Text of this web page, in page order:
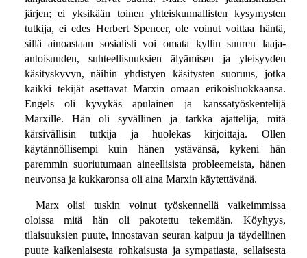
järjen; ei yksikään toinen yhteiskunnallisten kysymysten
tutkija, ei edes Herbert Spencer, ole voinut voittaa häntä,
sillä ainoastaan sosialisti voi omata kyllin suuren laaja-
antoisuuden, suhteellisuuksien älyämisen ja yleisyyden
käsityskyvyn, näihin yhdistyen käsitysten suoruus, jotka
kaikki tekijät asettavat Marxin omaan erikoisluokkaansa.
Engels oli kyvykäs apulainen ja kanssatyöskentelijä
Marxille. Hän oli syvällinen ja tarkka ajattelija, mitä
kärsivällisin tutkija ja huolekas kirjoittaja. Ollen
käytännöllisempi kuin hänen ystävänsä, kykeni hän
paremmin suoriutumaan aineellisista probleemeista, hänen
neuvonsa ja kukkaronsa oli aina Marxin käytettävänä.
Marx olisi tuskin voinut työskennellä vaikeimmissa
oloissa mitä hän oli pakotettu tekemään. Köyhyys,
tilaisuuksien puute, innostavan seuran kaipuu ja täydellinen
puute kaikenlaisesta rohkaisusta ja sympatiasta, sellaisesta